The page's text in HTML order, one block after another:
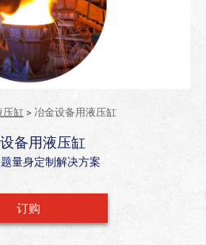
压缸> 冶金设备用液压缸
备用液压缸
量身定制解决方案
订购